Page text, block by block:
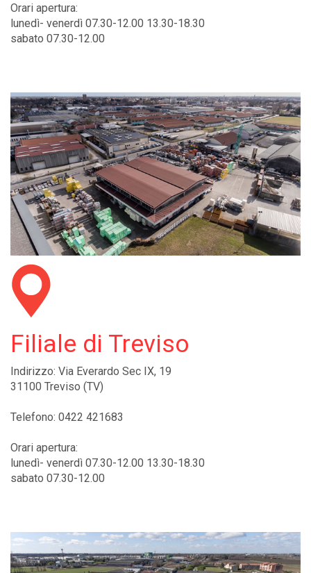
Orari apertura:
lunedì- venerdì 07.30-12.00 13.30-18.30
sabato 07.30-12.00
Filiale di Treviso
Indirizzo: Via Everardo Sec IX, 19
31100 Treviso (TV)
Telefono: 0422 421683
Orari apertura:
lunedì- venerdì 07.30-12.00 13.30-18.30
sabato 07.30-12.00